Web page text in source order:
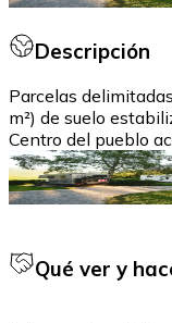
Descripción
Parcelas
m²) de suelo
Centro del pueblo
Qué ver y